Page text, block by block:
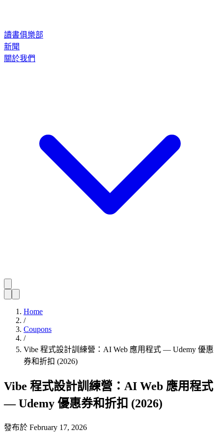
讀書俱樂部
新聞
關於我們
Home
/
Coupons
/
Vibe 程式設計訓練營：AI Web 應用程式 — Udemy 優惠
券和折扣 (2026)
Vibe 程式設計訓練營：AI Web 應用程式
— Udemy 優惠券和折扣 (2026)
發布於 February 17, 2026